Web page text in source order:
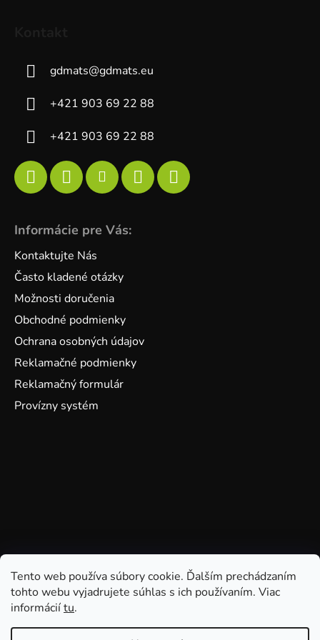
Tento web používa súbory cookie. Ďalším prechádzaním
tohto webu vyjadrujete súhlas s ich používaním. Viac
informáciítu.
gdmats@gdmats.eu
+421 903 69 22 88
+421 903 69 22 88
Informácie pre Vás:
Kontaktujte Nás
Často kladené otázky
Možnosti doručenia
Obchodné podmienky
Ochrana osobných údajov
Reklamačné podmienky
Reklamačný formulár
Provízny systém